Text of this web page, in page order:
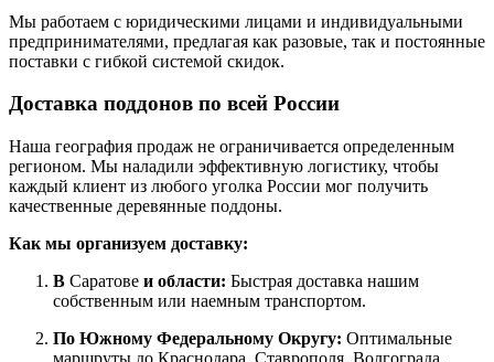
Мы работаем с юридическими лицами и индивидуальными
предпринимателями, предлагая как разовые, так и постоянные
поставки с гибкой системой скидок.
Доставка поддонов по всей России
Наша география продаж не ограничивается определенным
регионом. Мы наладили эффективную логистику, чтобы
каждый клиент из любого уголка России мог получить
качественные деревянные поддоны.
Как мы организуем доставку:
В Саратове и области: Быстрая доставка нашим
собственным или наемным транспортом.
По Южному Федеральному Округу: Оптимальные